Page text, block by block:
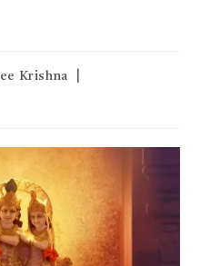
Krishna